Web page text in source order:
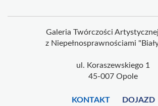
Galeria Twórczości
z Niepełnosprawnościami
ul. Koraszewskiego 1
45-007 Opole
KONTAKT DOJAZD